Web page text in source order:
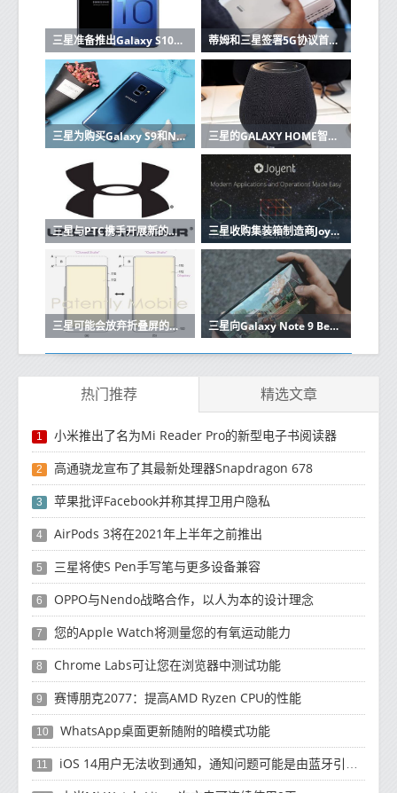
三星准备推出Galaxy S10这里有功能和价格 蒂姆和三星签署5G协议首批设备已在2019年
三星为购买Galaxy S9和Note 9的用户提供高达200欧元的报销 三星的GALAXY HOME智能音箱在UNPACKED 2019上没有亮相
三星与PTC携手开展新的物联网计划 三星收购集装箱制造商Joyent将建立自己的云
三星可能会放弃折叠屏的移动体验 三星向Galaxy Note 9 Beta测试仪推出稳定的Android 10更新
热门推荐 精选文章
1 小米推出了名为Mi Reader Pro的新型电子书阅读器
2 高通骁龙宣布了其最新处理器Snapdragon 678
3 苹果批评Facebook并称其捍卫用户隐私
4 AirPods 3将在2021年上半年之前推出
5 三星将使S Pen手写笔与更多设备兼容
6 OPPO与Nendo战略合作，以人为本的设计理念
7 您的Apple Watch将测量您的有氧运动能力
8 Chrome Labs可让您在浏览器中测试功能
9 赛博朋克2077：提高AMD Ryzen CPU的性能
10 WhatsApp桌面更新随附的暗模式功能
11 iOS 14用户无法收到通知，通知问题可能是由蓝牙引起的